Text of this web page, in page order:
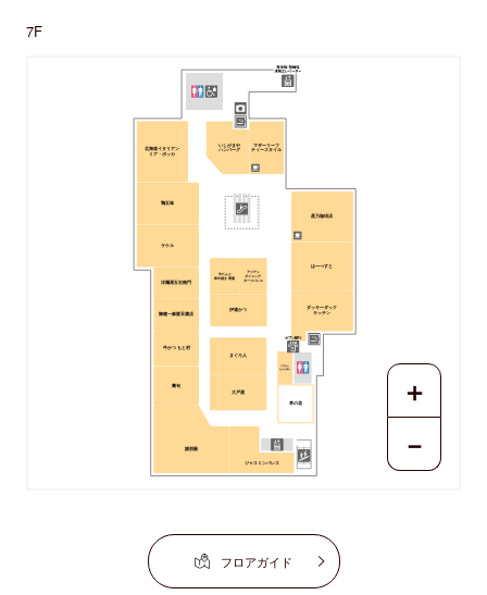
7F
いしがまや
ハンバーグ
マザーリーフ
ティースタイル
星乃珈琲店
はーべすと
ダッキーダック
キッチン
じげもん
ちゃんぽん
草の花
大戸屋
まぐろ人
ジャスミンパレス
謝朋殿
蕎旬
牛かつ もと村
陳建一麻婆豆腐店
洋麺屋五右衛門
ラケル
鶏五味
北海道イタリアン
ミア・ボッカ
牛たんと
和牛焼き 青葉
アジアン
ダイニング
タージパレス
伊達かつ
＋
－
フロアガイド